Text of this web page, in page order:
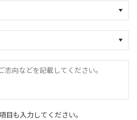
目も入力してください。